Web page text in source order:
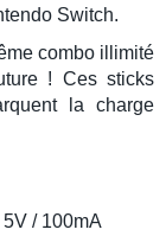
Switch.
combo illimité
! Ces sticks
la charge
/ 100mA